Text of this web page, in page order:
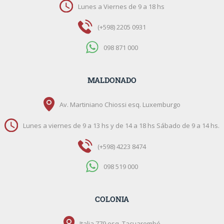
Lunes a Viernes de 9 a 18 hs
(+598) 2205 0931
098 871 000
MALDONADO
Av. Martiniano Chiossi esq. Luxemburgo
Lunes a viernes de 9 a 13 hs y de 14 a 18 hs Sábado de 9 a 14 hs.
(+598) 4223 8474
098 519 000
COLONIA